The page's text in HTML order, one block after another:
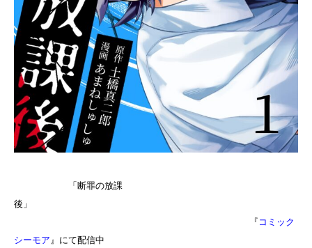
「断罪の放課
後」
『 コミック
シーモア 』にて配信中